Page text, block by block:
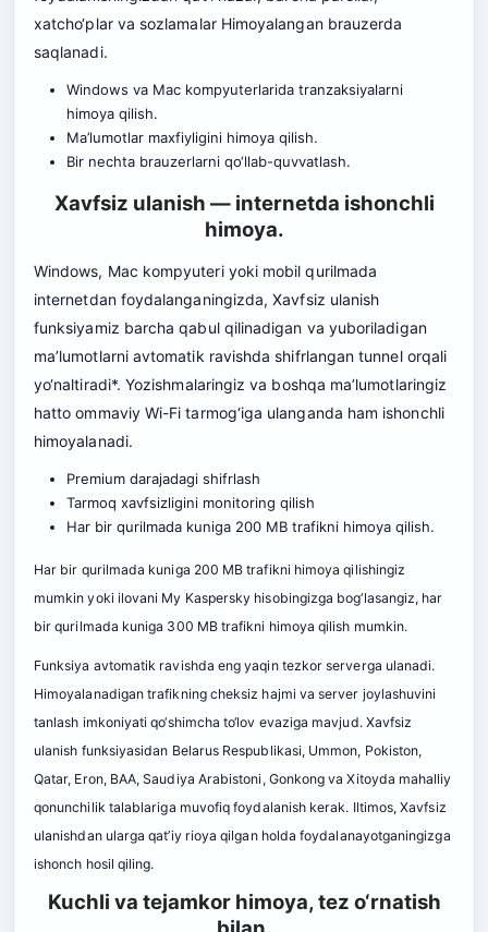
xatcho‘plar va sozlamalar Himoyalangan brauzerda
saqlanadi.
Windows va Mac kompyuterlarida tranzaksiyalarni
himoya qilish.
Ma’lumotlar maxfiyligini himoya qilish.
Bir nechta brauzerlarni qo‘llab-quvvatlash.
Xavfsiz ulanish — internetda ishonchli
himoya.
Windows, Mac kompyuteri yoki mobil qurilmada
internetdan foydalanganingizda, Xavfsiz ulanish
funksiyamiz barcha qabul qilinadigan va yuboriladigan
ma’lumotlarni avtomatik ravishda shifrlangan tunnel orqali
yo‘naltiradi*. Yozishmalaringiz va boshqa ma’lumotlaringiz
hatto ommaviy Wi-Fi tarmog‘iga ulanganda ham ishonchli
himoyalanadi.
Premium darajadagi shifrlash
Tarmoq xavfsizligini monitoring qilish
Har bir qurilmada kuniga 200 MB trafikni himoya qilish.
Har bir qurilmada kuniga 200 MB trafikni himoya qilishingiz
mumkin yoki ilovani My Kaspersky hisobingizga bog‘lasangiz, har
bir qurilmada kuniga 300 MB trafikni himoya qilish mumkin.
Funksiya avtomatik ravishda eng yaqin tezkor serverga ulanadi.
Himoyalanadigan trafikning cheksiz hajmi va server joylashuvini
tanlash imkoniyati qo‘shimcha to‘lov evaziga mavjud. Xavfsiz
ulanish funksiyasidan Belarus Respublikasi, Ummon, Pokiston,
Qatar, Eron, BAA, Saudiya Arabistoni, Gonkong va Xitoyda mahalliy
qonunchilik talablariga muvofiq foydalanish kerak. Iltimos, Xavfsiz
ulanishdan ularga qat’iy rioya qilgan holda foydalanayotganingizga
ishonch hosil qiling.
Kuchli va tejamkor himoya, tez o‘rnatish